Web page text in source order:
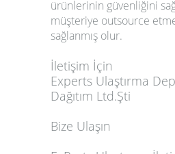
ürünlerinin güvenliğini
müşteriye outsource
sağlanmış olur.
İletişim İçin
Experts Ulaştırma
Dağıtım Ltd.Şti
Bize Ulaşın